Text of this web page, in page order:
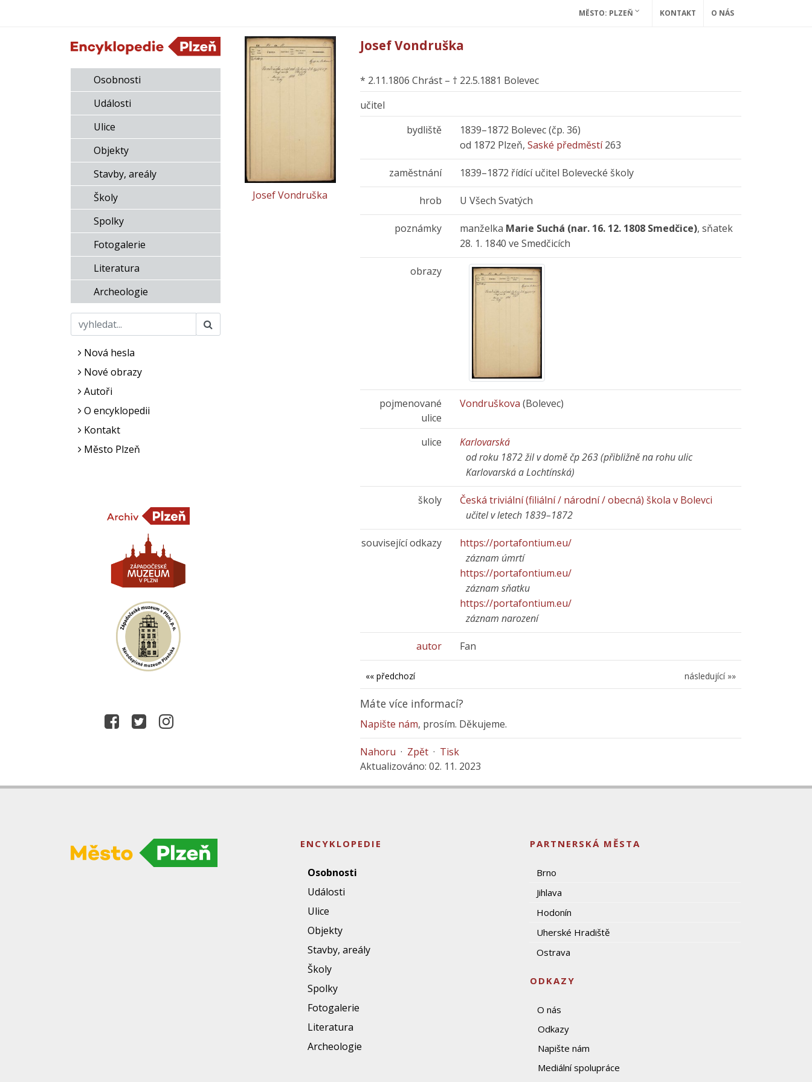
MĚSTO: PLZEŇ KONTAKT O NÁS
Osobnosti
Události
Ulice
Objekty
Stavby, areály
Školy
Spolky
Fotogalerie
Literatura
Archeologie
Nová hesla
Nové obrazy
Autoři
O encyklopedii
Kontakt
Město Plzeň
Josef Vondruška
Josef Vondruška
* 2.11.1806 Chrást – † 22.5.1881 Bolevec
učitel
bydliště
1839–1872 Bolevec (čp. 36)
od 1872 Plzeň,Saské předměstí263
zaměstnání 1839–1872 řídící učitel Bolevecké školy
hrob U Všech Svatých
poznámky manželka Marie Suchá (nar. 16. 12. 1808 Smedčice), sňatek
28. 1. 1840 ve Smedčicích
obrazy
pojmenované
ulice
Vondruškova (Bolevec)
ulice
Karlovarská
od roku 1872 žil v domě čp 263 (přibližně na rohu ulic
Karlovarská a Lochtínská)
školy
Česká triviální (filiální / národní / obecná) škola v Bolevci
učitel v letech 1839–1872
související odkazy
https://portafontium.eu/
záznam úmrtí
https://portafontium.eu/
záznam sňatku
https://portafontium.eu/
záznam narození
autor Fan
následující »»
«« předchozí
Máte více informací?
Napište nám, prosím. Děkujeme.
Nahoru · Zpět · Tisk
Aktualizováno: 02. 11. 2023
ENCYKLOPEDIE
Osobnosti
Události
Ulice
Objekty
Stavby, areály
Školy
Spolky
Fotogalerie
Literatura
Archeologie
PARTNERSKÁ MĚSTA
Brno
Jihlava
Hodonín
Uherské Hradiště
Ostrava
ODKAZY
O nás
Odkazy
Napište nám
Mediální spolupráce